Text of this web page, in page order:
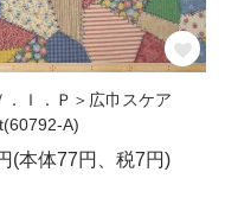
．Ｉ．Ｐ＞広巾スケア
A)
(本体77円、税7円)